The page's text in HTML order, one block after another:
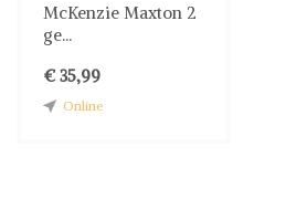
McKenzie Maxton 2
ge...
€ 35,99
Online